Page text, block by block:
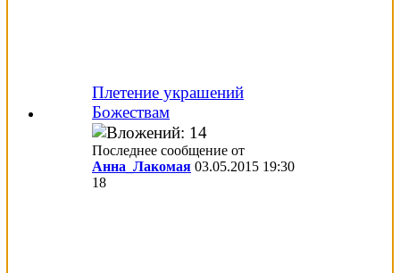
Плетение украшений
Божествам
Последнее сообщение от
Анна_Лакомая 03.05.2015 19:30
18